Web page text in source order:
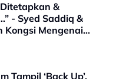
&
- Syed Saddiq &
Kongsi Mengenai
Tampil ‘Back Up’,